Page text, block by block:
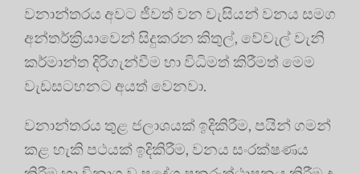
වනාන්තරය අවට ජීවත් වන වැසියන් වනය සමග
අන්තර්ක්‍රියාවෙන් සිදුකරන කිතුල්, වේවැල් වැනි
කර්මාන්ත දිරිගැන්වීම හා විධිමත් කිරීමත් මෙම
වැඩසටහනට අයත් වෙනවා.
වනාන්තරය තුළ ජලාශයක් ඉදිකිරීම, පයින් ගමන්
කළ හැකි පථයක් ඉදිකිරීම, වනය සංරක්ෂණය